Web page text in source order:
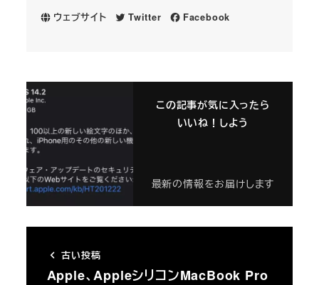
ウェブサイト Twitter Facebook
この記事が気に入ったら
いいね！しよう
最新の情報をお届けします
古い投稿
Apple、AppleシリコンMacBook Pro